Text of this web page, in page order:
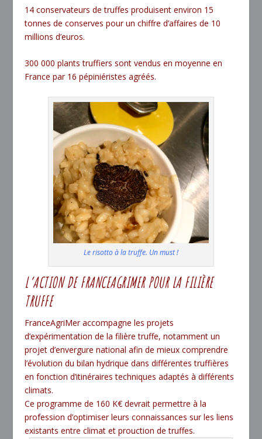
14 conservateurs de truffes produisent environ 15
tonnes de conserves pour un chiffre d’affaires de 10
millions d’euros.
300 000 plants truffiers sont vendus en moyenne en
France par 16 pépiniéristes agréés.
Le risotto à la truffe. Un must !
L’ACTION DE FRANCEAGRIMER POUR LA FILIÈRE
TRUFFE
FranceAgriMer accompagne les projets
d’expérimentation de la filière truffe, notamment un
projet d’envergure national afin de mieux comprendre
l’évolution du bilan hydrique dans différentes truffières
en fonction d’itinéraires techniques adaptés à différents
climats.
Ce programme de 160 K€ devrait permettre à la
profession d’optimiser leurs connaissances sur les liens
existants entre climat et prouction de truffes.